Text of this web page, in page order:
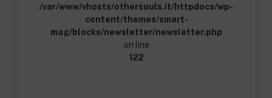
/var/www/vhosts/othersouls.it/httpdocs/wp-
content/themes/smart-
mag/blocks/newsletter/newsletter.php
on line
122